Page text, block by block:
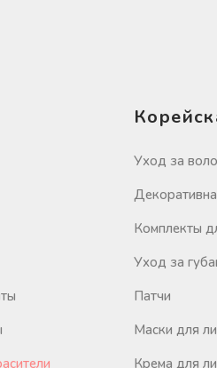
Уход за
Комплекты
Уход за
Патчи
Маски для
Крема для